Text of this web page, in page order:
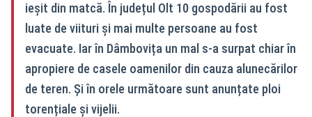
ieșit din matcă. În județul Olt 10 gospodării au fost
luate de viituri și mai multe persoane au fost
evacuate. Iar în Dâmbovița un mal s-a surpat chiar în
apropiere de casele oamenilor din cauza alunecărilor
de teren. Și în orele următoare sunt anunțate ploi
torențiale și vijelii.